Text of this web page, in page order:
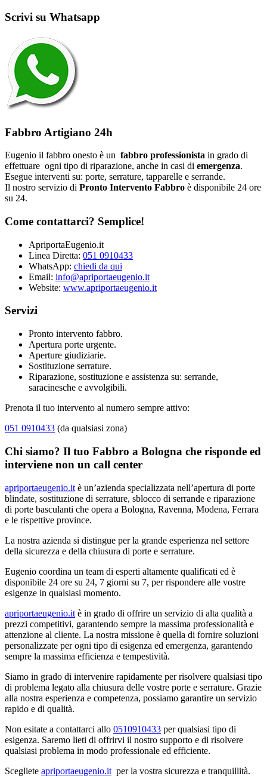
Scrivi su Whatsapp
Fabbro Artigiano 24h
Eugenio il fabbro onesto è un fabbro professionista in grado di
effettuare ogni tipo di riparazione, anche in casi di emergenza.
Esegue interventi su: porte, serrature, tapparelle e serrande.
Il nostro servizio di Pronto Intervento Fabbro è disponibile 24 ore
su 24.
Come contattarci? Semplice!
ApriportaEugenio.it
Linea Diretta: 051 0910433
WhatsApp: chiedi da qui
Email: info@apriportaeugenio.it
Website: www.apriportaeugenio.it
Servizi
Pronto intervento fabbro.
Apertura porte urgente.
Aperture giudiziarie.
Sostituzione serrature.
Riparazione, sostituzione e assistenza su: serrande,
saracinesche e avvolgibili.
Prenota il tuo intervento al numero sempre attivo:
051 0910433 (da qualsiasi zona)
Chi siamo? Il tuo Fabbro a Bologna che risponde ed
interviene non un call center
apriportaeugenio.it è un’azienda specializzata nell’apertura di porte
blindate, sostituzione di serrature, sblocco di serrande e riparazione
di porte basculanti che opera a Bologna, Ravenna, Modena, Ferrara
e le rispettive province.
La nostra azienda si distingue per la grande esperienza nel settore
della sicurezza e della chiusura di porte e serrature.
Eugenio coordina un team di esperti altamente qualificati ed è
disponibile 24 ore su 24, 7 giorni su 7, per rispondere alle vostre
esigenze in qualsiasi momento.
apriportaeugenio.it è in grado di offrire un servizio di alta qualità a
prezzi competitivi, garantendo sempre la massima professionalità e
attenzione al cliente. La nostra missione è quella di fornire soluzioni
personalizzate per ogni tipo di esigenza ed emergenza, garantendo
sempre la massima efficienza e tempestività.
Siamo in grado di intervenire rapidamente per risolvere qualsiasi tipo
di problema legato alla chiusura delle vostre porte e serrature. Grazie
alla nostra esperienza e competenza, possiamo garantire un servizio
rapido e di qualità.
Non esitate a contattarci allo 0510910433 per qualsiasi tipo di
esigenza. Saremo lieti di offrirvi il nostro supporto e di risolvere
qualsiasi problema in modo professionale ed efficiente.
Scegliete apriportaeugenio.it per la vostra sicurezza e tranquillità.